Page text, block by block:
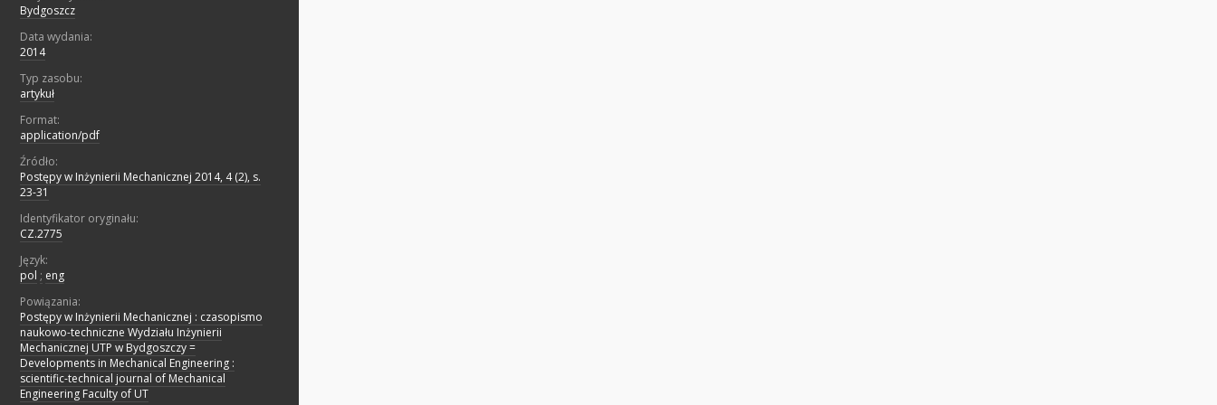
Bydgoszcz
Data wydania:
2014
Typ zasobu:
artykuł
Format:
application/pdf
Źródło:
Postępy w Inżynierii Mechanicznej 2014, 4 (2), s.
23-31
Identyfikator oryginału:
CZ.2775
Język:
pol ; eng
Powiązania:
Postępy w Inżynierii Mechanicznej : czasopismo
naukowo-techniczne Wydziału Inżynierii
Mechanicznej UTP w Bydgoszczy =
Developments in Mechanical Engineering :
scientific-technical journal of Mechanical
Engineering Faculty of UT